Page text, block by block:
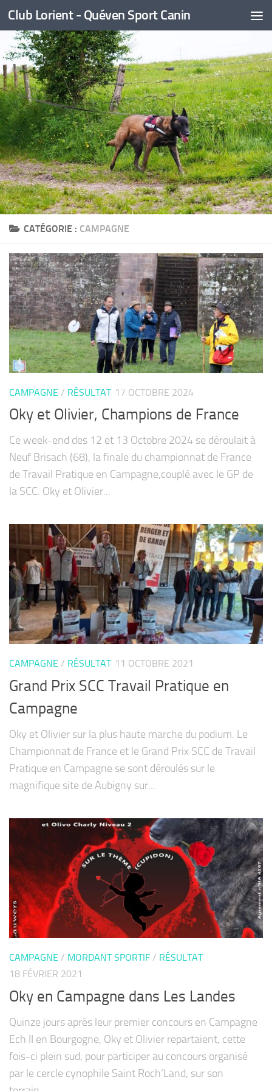
Skip to content
Club Lorient - Quéven Sport Canin
CATÉGORIE : CAMPAGNE
CAMPAGNE / RÉSULTAT 17 OCTOBRE 2024
Oky et Olivier, Champions de France
Ce week-end des 12 et 13 Octobre 2024 se déroulait à
Neuf Brisach (68), la finale du championnat de France
de Travail Pratique en Campagne,couplé avec le GP de
la SCC. Oky et Olivier...
CAMPAGNE / RÉSULTAT 11 OCTOBRE 2021
Grand Prix SCC Travail Pratique en
Campagne
Oky et Olivier sur la plus haute marche du podium. Le
Championnat de France et le Grand Prix SCC de Travail
Pratique en Campagne se sont déroulés sur le
magnifique site de Aubigny sur...
CAMPAGNE / MORDANT SPORTIF / RÉSULTAT
18 FÉVRIER 2021
Oky en Campagne dans Les Landes
Quinze jours après leur premier concours en Campagne
Ech II en Bourgogne, Oky et Olivier repartaient, cette
fois-ci plein sud, pour participer au concours organisé
par le cercle cynophile Saint Roch’Land, sur son